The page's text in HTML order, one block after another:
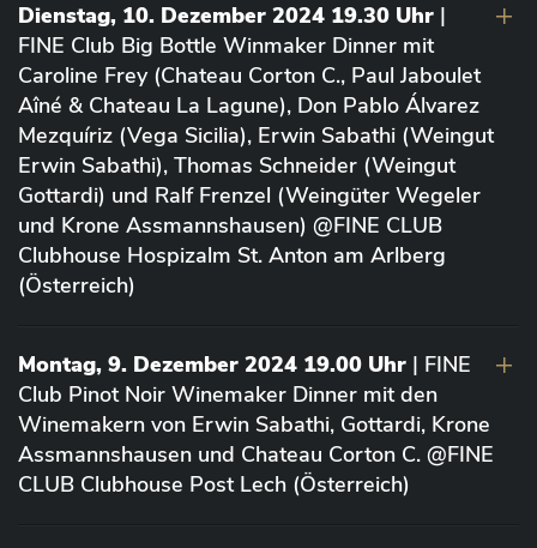
Dienstag, 10. Dezember 2024 19.30 Uhr |
FINE Club Big Bottle Winmaker Dinner mit
Caroline Frey (Chateau Corton C., Paul Jaboulet
Aîné & Chateau La Lagune), Don Pablo Álvarez
Mezquíriz (Vega Sicilia), Erwin Sabathi (Weingut
Erwin Sabathi), Thomas Schneider (Weingut
Gottardi) und Ralf Frenzel (Weingüter Wegeler
und Krone Assmannshausen) @FINE CLUB
Clubhouse Hospizalm St. Anton am Arlberg
(Österreich)
Montag, 9. Dezember 2024 19.00 Uhr | FINE
Club Pinot Noir Winemaker Dinner mit den
Winemakern von Erwin Sabathi, Gottardi, Krone
Assmannshausen und Chateau Corton C. @FINE
CLUB Clubhouse Post Lech (Österreich)